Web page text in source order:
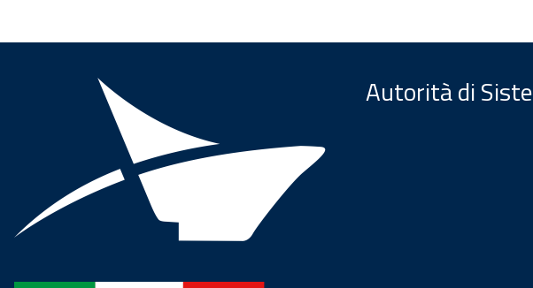
Autorità di